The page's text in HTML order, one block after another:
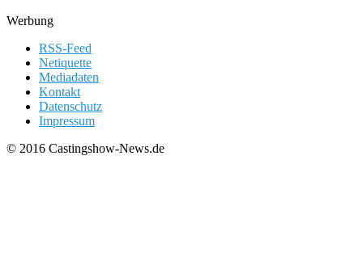
Werbung
RSS-Feed
Netiquette
Mediadaten
Kontakt
Datenschutz
Impressum
© 2016 Castingshow-News.de